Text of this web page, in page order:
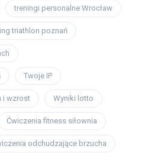
treningi personalne Wrocław
triathlon poznań
Twoje IP
i wzrost Wyniki lotto
Ćwiczenia fitness siłownia
odchudzające brzucha